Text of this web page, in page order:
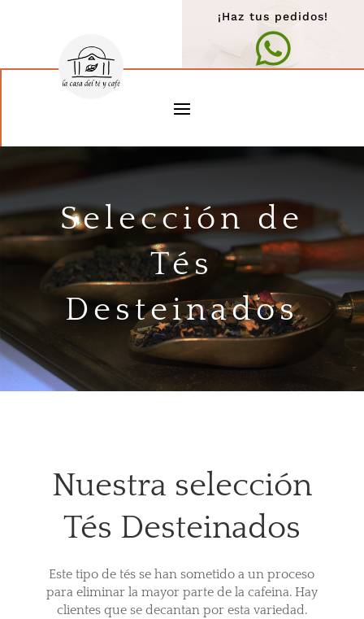
¡Haz tus pedidos!

Selección de
Tés
Desteinados
Nuestra selección
Tés Desteinados
Este tipo de tés se han sometido a un proceso
para eliminar la mayor parte de la cafeina. Hay
clientes que se decantan por esta variedad.